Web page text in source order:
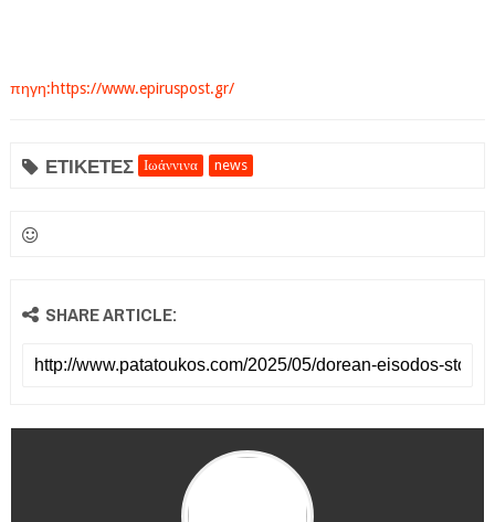
πηγη:https://www.epiruspost.gr/
ΕΤΙΚΕΤΕΣ Ιωάννινα news
SHARE ARTICLE: